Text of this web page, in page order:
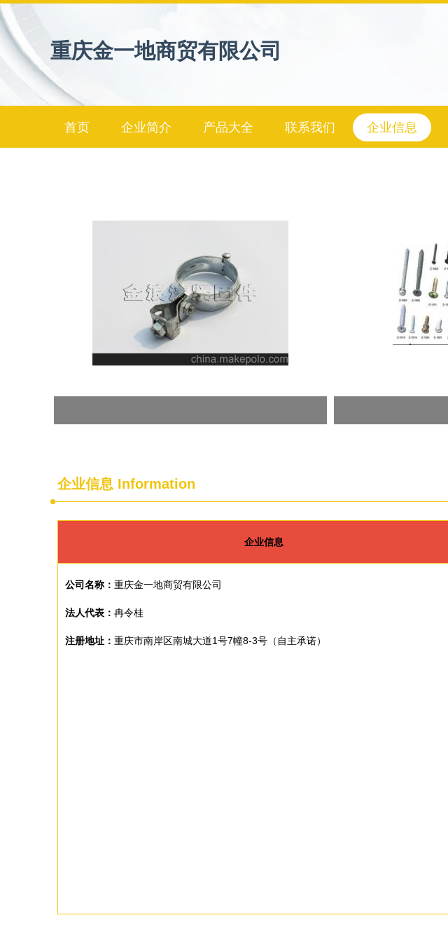
重庆金一地商贸有限公司
首页 企业简介 产品大全 联系我们 企业信息
企业信息 Information
企业信息
公司名称： 重庆金一地商贸有限公司
法人代表： 冉令桂
注册地址： 重庆市南岸区南城大道1号7幢8-3号（自主承诺）